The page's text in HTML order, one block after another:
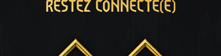
RESTEZ CONNECTÉ(E)